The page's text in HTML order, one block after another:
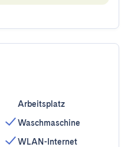
Arbeitsplatz
Waschmaschine
WLAN-Internet